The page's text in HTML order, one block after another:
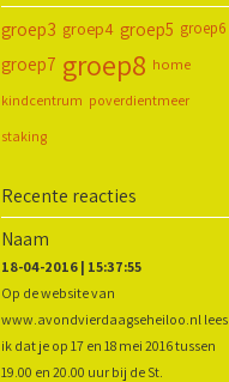
groep3 groep4 groep5 groep6
groep7 groep8 home
kindcentrum poverdientmeer
staking
Recente reacties
Naam
18-04-2016 | 15:37:55
Op de website van
www.avondvierdaagseheiloo.nl lees
ik dat je op 17 en 18 mei 2016 tussen
19.00 en 20.00 uur bij de St.